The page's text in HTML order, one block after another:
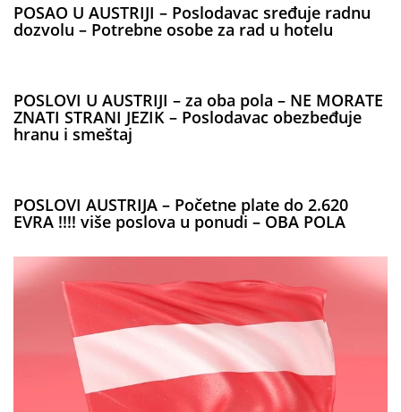
POSAO U AUSTRIJI – Poslodavac sređuje radnu
dozvolu – Potrebne osobe za rad u hotelu
POSLOVI U AUSTRIJI – za oba pola – NE MORATE
ZNATI STRANI JEZIK – Poslodavac obezbeđuje
hranu i smeštaj
POSLOVI AUSTRIJA – Početne plate do 2.620
EVRA !!!! više poslova u ponudi – OBA POLA